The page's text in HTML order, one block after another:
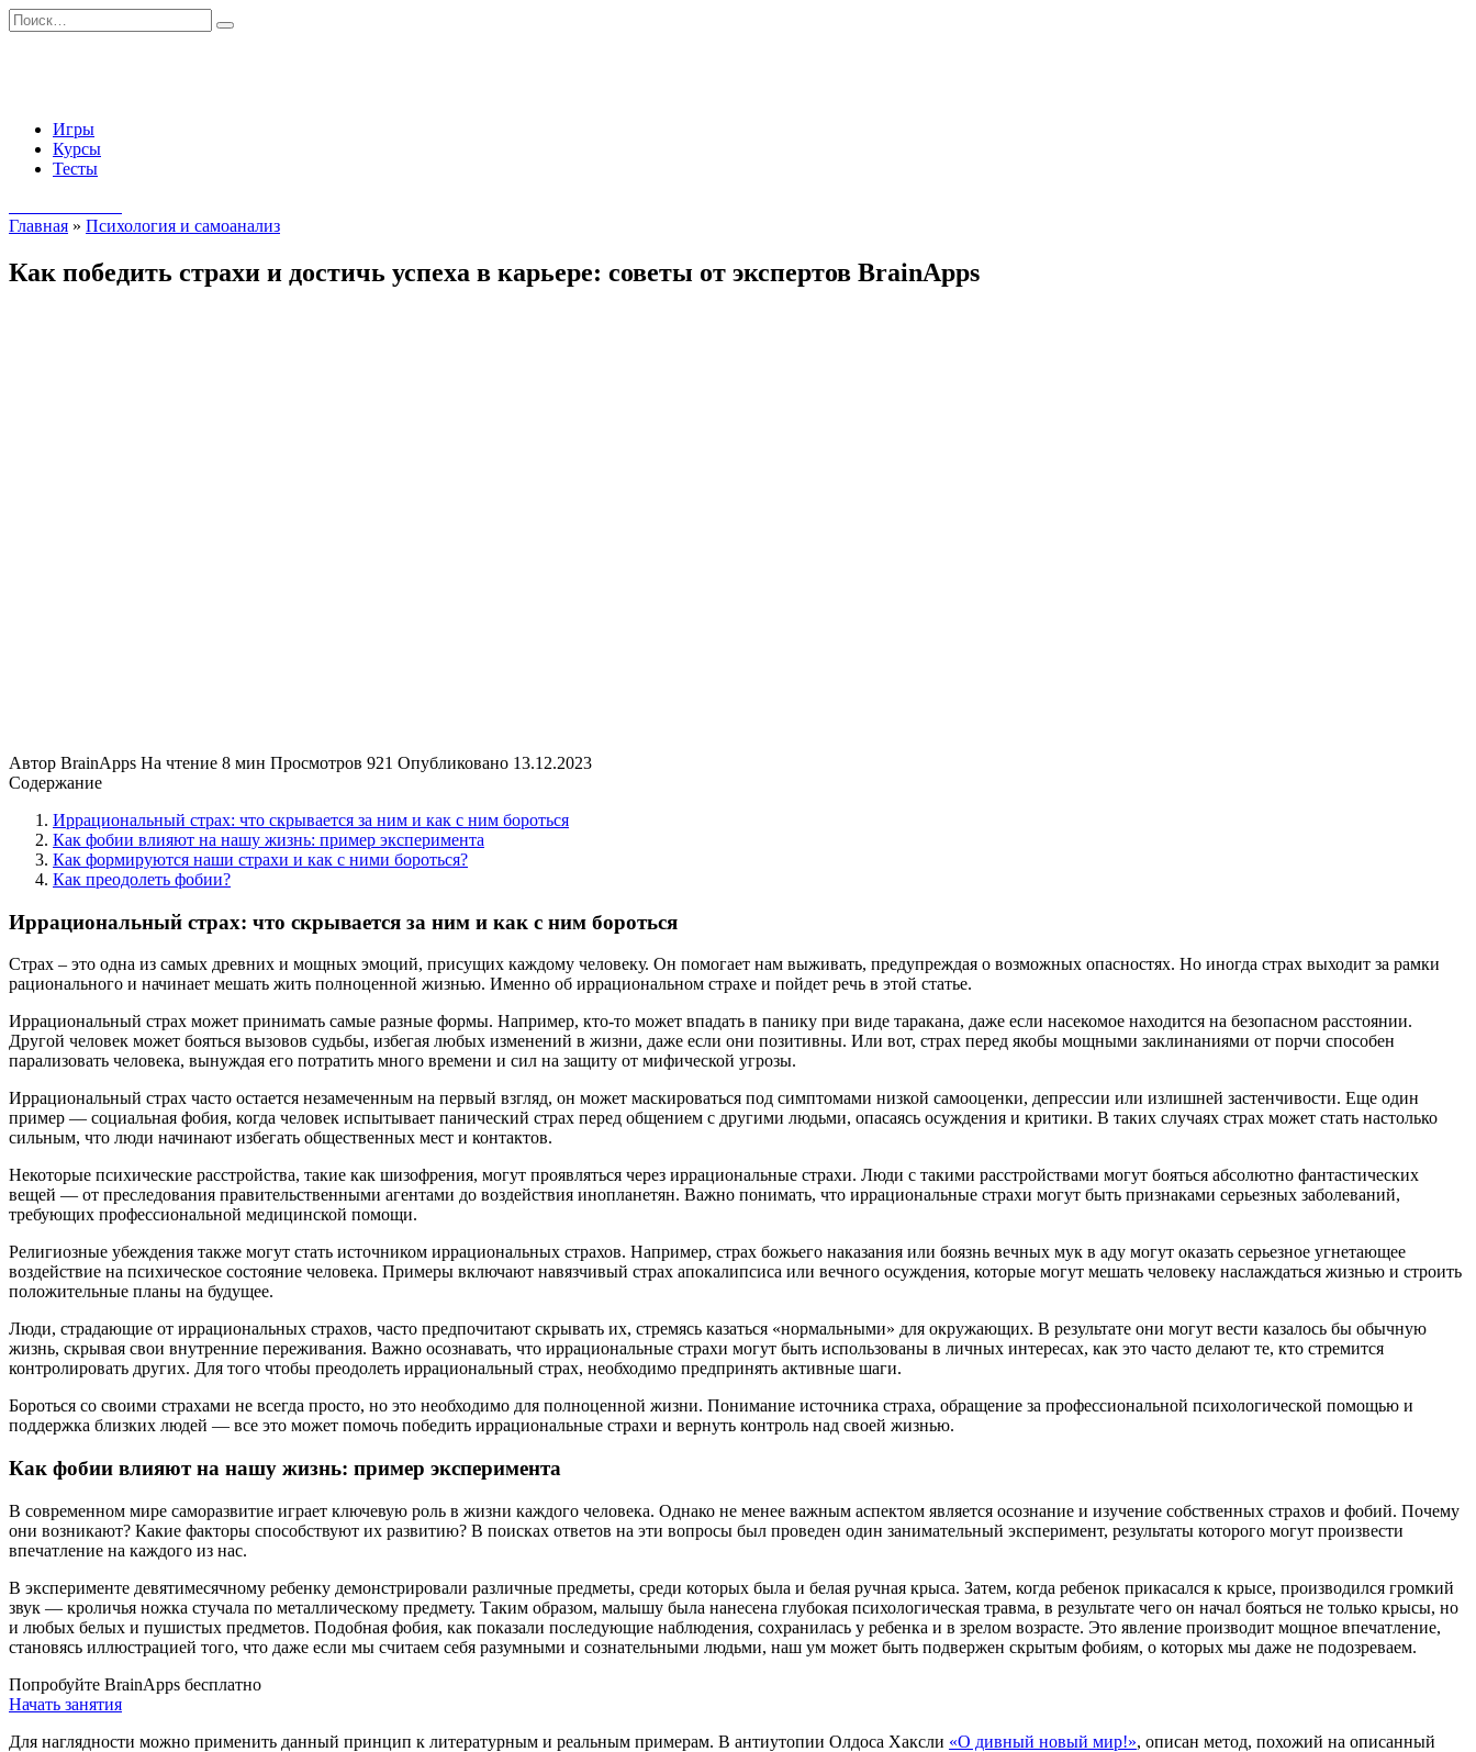
Перейти
к
Search
for:
Игры
Курсы
Тесты
Главная » Психология и самоанализ
Как победить страхи и достичь успеха в карьере: советы от экспертов BrainApps
Автор BrainApps На чтение 8 мин Просмотров 921 Опубликовано 13.12.2023
Содержание
Иррациональный страх: что скрывается за ним и как с ним бороться
Как фобии влияют на нашу жизнь: пример эксперимента
Как формируются наши страхи и как с ними бороться?
Как преодолеть фобии?
Иррациональный страх: что скрывается за ним и как с ним бороться
Страх – это одна из самых древних и мощных эмоций, присущих каждому человеку. Он помогает нам выживать, предупреждая о возможных опасностях. Но иногда страх выходит за рамки
рационального и начинает мешать жить полноценной жизнью. Именно об иррациональном страхе и пойдет речь в этой статье.
Иррациональный страх может принимать самые разные формы. Например, кто-то может впадать в панику при виде таракана, даже если насекомое находится на безопасном расстоянии.
Другой человек может бояться вызовов судьбы, избегая любых изменений в жизни, даже если они позитивны. Или вот, страх перед якобы мощными заклинаниями от порчи способен
парализовать человека, вынуждая его потратить много времени и сил на защиту от мифической угрозы.
Иррациональный страх часто остается незамеченным на первый взгляд, он может маскироваться под симптомами низкой самооценки, депрессии или излишней застенчивости. Еще один
пример — социальная фобия, когда человек испытывает панический страх перед общением с другими людьми, опасаясь осуждения и критики. В таких случаях страх может стать настолько
сильным, что люди начинают избегать общественных мест и контактов.
Некоторые психические расстройства, такие как шизофрения, могут проявляться через иррациональные страхи. Люди с такими расстройствами могут бояться абсолютно фантастических
вещей — от преследования правительственными агентами до воздействия инопланетян. Важно понимать, что иррациональные страхи могут быть признаками серьезных заболеваний,
требующих профессиональной медицинской помощи.
Религиозные убеждения также могут стать источником иррациональных страхов. Например, страх божьего наказания или боязнь вечных мук в аду могут оказать серьезное угнетающее
воздействие на психическое состояние человека. Примеры включают навязчивый страх апокалипсиса или вечного осуждения, которые могут мешать человеку наслаждаться жизнью и строить
положительные планы на будущее.
Люди, страдающие от иррациональных страхов, часто предпочитают скрывать их, стремясь казаться «нормальными» для окружающих. В результате они могут вести казалось бы обычную
жизнь, скрывая свои внутренние переживания. Важно осознавать, что иррациональные страхи могут быть использованы в личных интересах, как это часто делают те, кто стремится
контролировать других. Для того чтобы преодолеть иррациональный страх, необходимо предпринять активные шаги.
Бороться со своими страхами не всегда просто, но это необходимо для полноценной жизни. Понимание источника страха, обращение за профессиональной психологической помощью и
поддержка близких людей — все это может помочь победить иррациональные страхи и вернуть контроль над своей жизнью.
Как фобии влияют на нашу жизнь: пример эксперимента
В современном мире саморазвитие играет ключевую роль в жизни каждого человека. Однако не менее важным аспектом является осознание и изучение собственных страхов и фобий. Почему
они возникают? Какие факторы способствуют их развитию? В поисках ответов на эти вопросы был проведен один занимательный эксперимент, результаты которого могут произвести
впечатление на каждого из нас.
В эксперименте девятимесячному ребенку демонстрировали различные предметы, среди которых была и белая ручная крыса. Затем, когда ребенок прикасался к крысе, производился громкий
звук — кроличья ножка стучала по металлическому предмету. Таким образом, малышу была нанесена глубокая психологическая травма, в результате чего он начал бояться не только крысы, но
и любых белых и пушистых предметов. Подобная фобия, как показали последующие наблюдения, сохранилась у ребенка и в зрелом возрасте. Это явление производит мощное впечатление,
становясь иллюстрацией того, что даже если мы считаем себя разумными и сознательными людьми, наш ум может быть подвержен скрытым фобиям, о которых мы даже не подозреваем.
Попробуйте BrainApps бесплатно
Начать занятия
Для наглядности можно применить данный принцип к литературным и реальным примерам. В антиутопии Олдоса Хаксли «О дивный новый мир!», описан метод, похожий на описанный